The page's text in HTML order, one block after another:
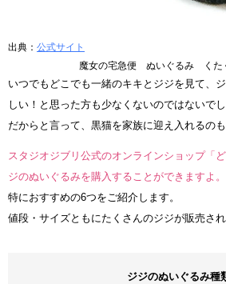
出典： 公式サイト
魔女の宅急便 ぬいぐるみ くた
いつでもどこでも一緒のキキとジジを見て、
しい！と思った方も少なくないのではないでし
だからと言って、黒猫を家族に迎え入れるの
スタジオジブリ公式のオンラインショップ「
ジのぬいぐるみを購入することができますよ。
特におすすめの6つをご紹介します。
値段・サイズともにたくさんのジジが販売され
ジジのぬいぐるみ種